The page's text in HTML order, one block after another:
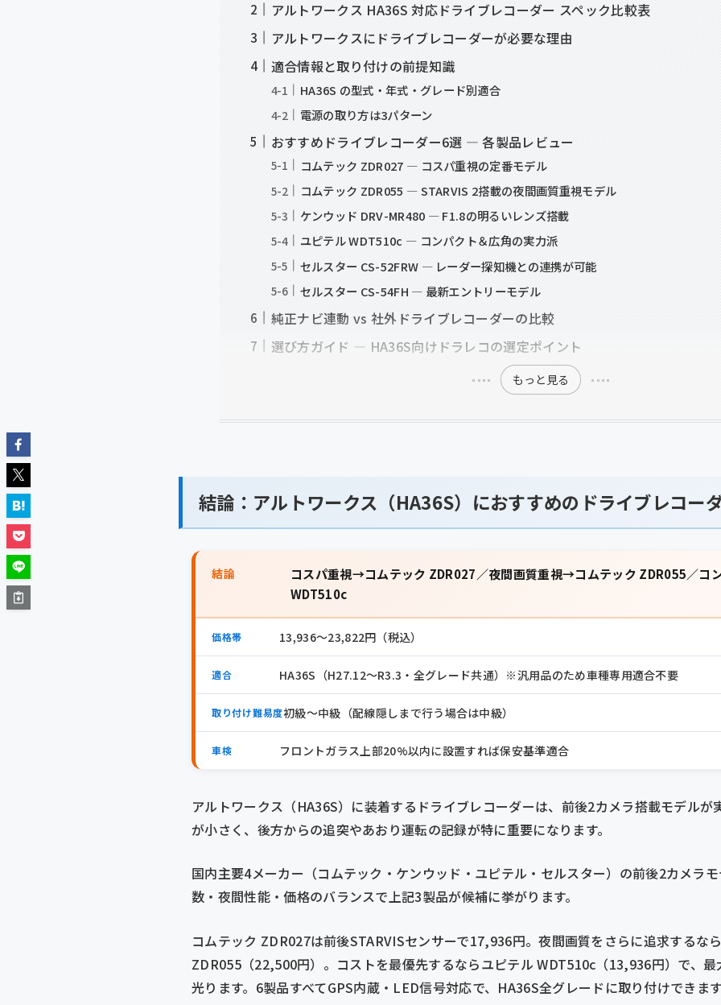
アルトワークス HA36S 対応ドライブレコーダー スペック比較表
アルトワークスにドライブレコーダーが必要な理由
適合情報と取り付けの前提知識
HA36S の型式・年式・グレード別適合
電源の取り方は3パターン
おすすめドライブレコーダー6選 — 各製品レビュー
コムテック ZDR027 — コスパ重視の定番モデル
コムテック ZDR055 — STARVIS 2搭載の夜間画質重視モデル
ケンウッド DRV-MR480 — F1.8の明るいレンズ搭載
ユピテル WDT510c — コンパクト＆広角の実力派
セルスター CS-52FRW — レーダー探知機との連携が可能
セルスター CS-54FH — 最新エントリーモデル
純正ナビ連動 vs 社外ドライブレコーダーの比較
選び方ガイド — HA36S向けドラレコの選定ポイント
もっと見る
結論：アルトワークス（HA36S）におすすめのドライブレコー
結論
コスパ重視→コムテック ZDR027／夜間画質重視→コムテック ZDR055／コ
WDT510c
価格帯 13,936〜23,822円（税込）
適合 HA36S（H27.12〜R3.3・全グレード共通）※汎用品のため車種専用適合不要
取り付け難易度初級〜中級（配線隠しまで行う場合は中級）
車検 フロントガラス上部20%以内に設置すれば保安基準適合
アルトワークス（HA36S）に装着するドライブレコーダーは、前後2カメラ搭載モデルが
が小さく、後方からの追突やあおり運転の記録が特に重要になります。
国内主要4メーカー（コムテック・ケンウッド・ユピテル・セルスター）の前後2カメラ
数・夜間性能・価格のバランスで上記3製品が候補に挙がります。
コムテック ZDR027は前後STARVISセンサーで17,936円。夜間画質をさらに追求するな
ZDR055（22,500円）。コストを最優先するならユピテル WDT510c（13,936円）で、
光ります。6製品すべてGPS内蔵・LED信号対応で、HA36S全グレードに取り付けできま